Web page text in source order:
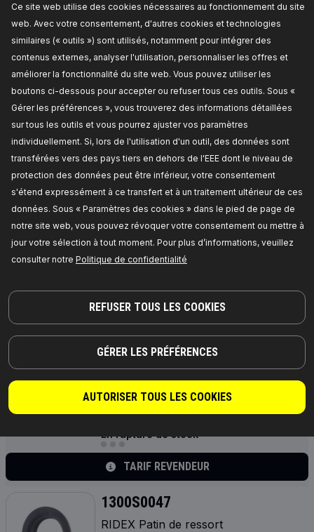
Ce site web utilise des cookies nécessaires au fonctionnement du site
web. Avec votre consentement, d'autres cookies et technologies
similaires (« outils ») sont utilisés, notamment pour intégrer des
contenus externes, analyser l'utilisation, personnaliser les offres et
améliorer la fonctionnalité du site web. Vous pouvez utiliser les
boutons ci-dessous pour accepter ou refuser tous ces outils. Sous «
Gérer les préférences », vous trouverez des informations détaillées
sur tous les outils et vous pourrez ajuster vos paramètres
individuellement. Si, lors de l'utilisation d'un outil, des données sont
transférées vers des pays tiers en dehors de l'EEE dont le niveau de
protection des données peut être inférieur, votre consentement
s'étend expressément à ce transfert et à un traitement ultérieur de ces
données. Sous « Paramètres des cookies » dans le pied de page de
notre site web, vous pouvez révoquer votre consentement ou mettre à
jour votre sélection à tout moment. Pour plus d’informations, veuillez
consulter notre Politique de confidentialité
REFUSER TOUS LES COOKIES
GÉRER LES PRÉFÉRENCES
AUTORISER TOUS LES COOKIES
TARIF REVENDEUR
1300S0018
RIDEX Patin de ressort
Côté d'assemblage:
Essieu arrière, inférieur,
Numéro de pièce du fabricant:1300S0018,
Fabricant:RIDEX,Numéro de EAN:
En rupture de stock
TARIF REVENDEUR
1300S0025
RIDEX Patin de ressort
Côté d'assemblage:
conducteur ou passager, supérieur, Épaisseur:
Matériel: Caoutchouc,
fabricant:1300S0025,
1300S0034
RIDEX Patin de ressort
Côté d'assemblage: Essieu arrière, supérieur,
Numéro de pièce du fabricant:1300S0034,
Fabricant:RIDEX,Numéro de EAN:
En rupture de stock
TARIF REVENDEUR
1300S0047
RIDEX Patin de ressort